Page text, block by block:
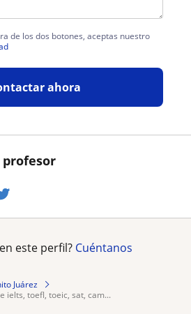
profesor
de los dos botones, aceptas nuestro
ahora
este perfil? Cuéntanos
Juárez
ielts, toefl, toeic, sat, cam...